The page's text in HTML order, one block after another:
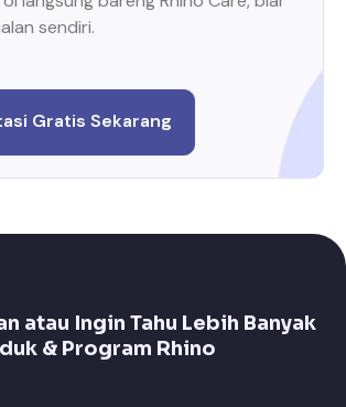
sendiri.
Gratis Sekarang
atau Ingin Tahu Lebih Banyak
& Program Rhino